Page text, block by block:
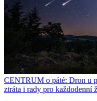
CENTRUM o páté: Dron u
ztráta i rady pro každodenní